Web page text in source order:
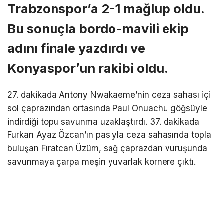
Trabzonspor’a 2-1 mağlup oldu.
Bu sonuçla bordo-mavili ekip
adını finale yazdırdı ve
Konyaspor’un rakibi oldu.
27. dakikada Antony Nwakaeme’nin ceza sahası içi
sol çaprazından ortasında Paul Onuachu göğsüyle
indirdiği topu savunma uzaklaştırdı. 37. dakikada
Furkan Ayaz Özcan’ın pasıyla ceza sahasında topla
buluşan Fıratcan Üzüm, sağ çaprazdan vuruşunda
savunmaya çarpa meşin yuvarlak kornere çıktı.